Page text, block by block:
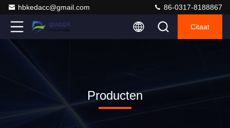
hbkedacc@gmail.com 86-0317-8188867
Citaat
Producten